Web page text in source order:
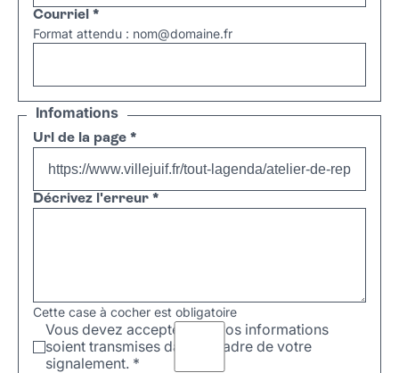
Courriel *
Format attendu : nom@domaine.fr
Infomations
Url de la page *
Décrivez l'erreur *
Cette case à cocher est obligatoire
Vous devez accepter que vos informations
soient transmises dans le cadre de votre
signalement. *